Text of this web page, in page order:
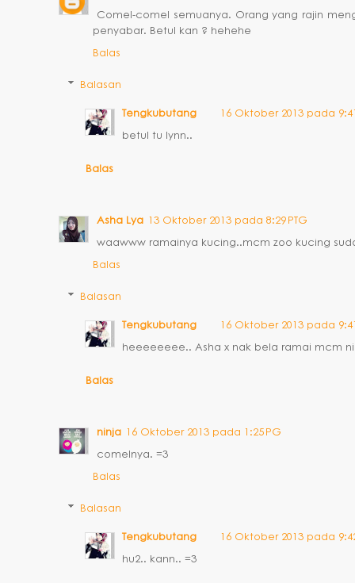
Comel-comel semuanya. Orang yang rajin
penyabar. Betul kan ? hehehe
Balas
Balasan
Tengkubutang
16 Oktober 2013 pada
betul tu lynn..
Balas
Asha Lya 13 Oktober 2013 pada 8:29 PTG
waawww ramainya kucing..mcm zoo kucing
Balas
Balasan
Tengkubutang
16 Oktober 2013 pada
heeeeeeee.. Asha x nak bela ramai mcm
Balas
ninja 16 Oktober 2013 pada 1:25 PG
comelnya. =3
Balas
Balasan
Tengkubutang
16 Oktober 2013 pada
hu2.. kann.. =3